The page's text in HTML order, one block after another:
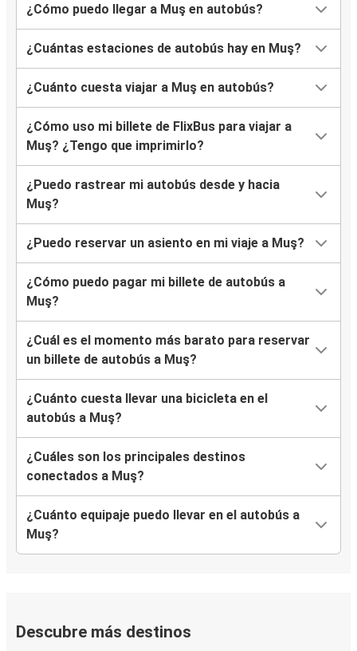
¿Cómo puedo llegar a Muş en autobús?
¿Cuántas estaciones de autobús hay en Muş?
¿Cuánto cuesta viajar a Muş en autobús?
¿Cómo uso mi billete de FlixBus para viajar a
Muş? ¿Tengo que imprimirlo?
¿Puedo rastrear mi autobús desde y hacia
Muş?
¿Puedo reservar un asiento en mi viaje a Muş?
¿Cómo puedo pagar mi billete de autobús a
Muş?
¿Cuál es el momento más barato para reservar
un billete de autobús a Muş?
¿Cuánto cuesta llevar una bicicleta en el
autobús a Muş?
¿Cuáles son los principales destinos
conectados a Muş?
¿Cuánto equipaje puedo llevar en el autobús a
Muş?
Descubre más destinos